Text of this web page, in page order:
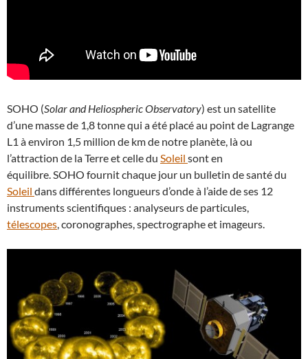
SOHO (Solar and Heliospheric Observatory) est un satellite
d’une masse de 1,8 tonne qui a été placé au point de Lagrange
L1 à environ 1,5 million de km de notre planète, là ou
l’attraction de la Terre et celle du Soleil sont en
équilibre. SOHO fournit chaque jour un bulletin de santé du
Soleil dans différentes longueurs d’onde à l’aide de ses 12
instruments scientifiques : analyseurs de particules,
télescopes, coronographes, spectrographe et imageurs.